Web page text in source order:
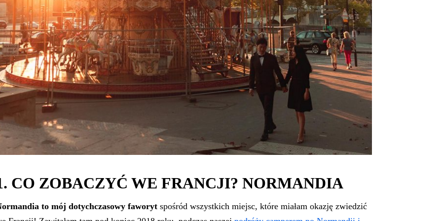
CO ZOBACZYĆ WE FRANCJI? NORMANDIA
to mój dotychczasowy faworytspośród wszystkich miejsc, które miałam okazję zwiedzić